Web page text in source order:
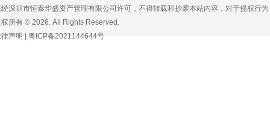
深圳市恒泰华盛资产管理有限公司许可，不得转载和抄袭本站内容，对于侵权行
权所有 © 2026. All Rights Reserved.
声明
粤ICP备2021144644号